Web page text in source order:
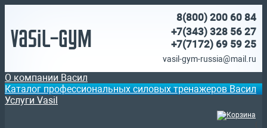
Vasil-Gym
8(800) 200 60 84
+7(343) 328 56 27
+7(7172) 69 59 25
vasil-gym-russia@mail.ru
О компании Васил
Каталог профессиональных силовых тренажеров Васил
Услуги Vasil